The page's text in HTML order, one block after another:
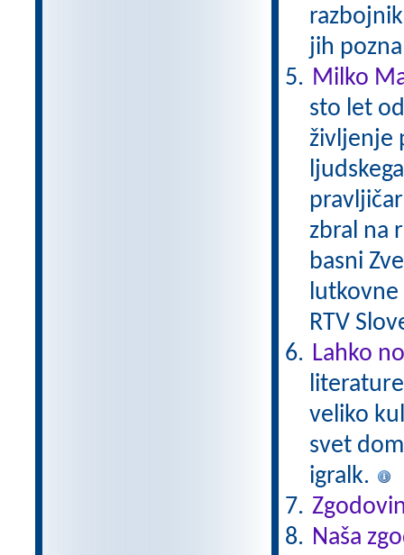
jih
Milko
sto let
življenje
zbral na
basni
lutkovne
RTV
Lahko
veliko
svet
igralk.
Naša